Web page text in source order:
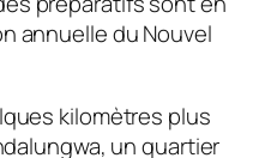
annuelle du Nouvel
kilomètres plus
un quartier